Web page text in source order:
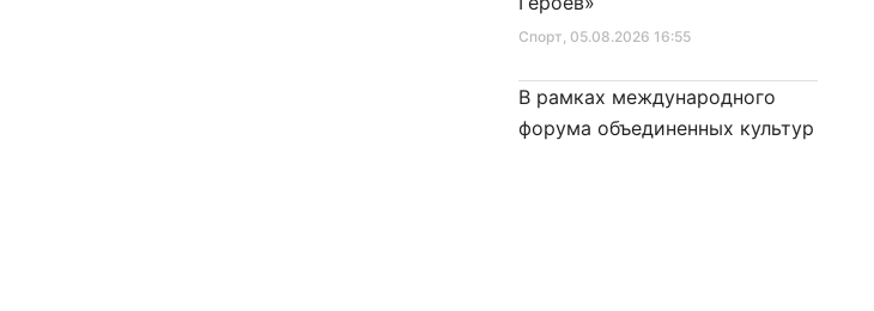
Спорт, 05.08.2026 16:55
В рамках международного
форума объединенных культур